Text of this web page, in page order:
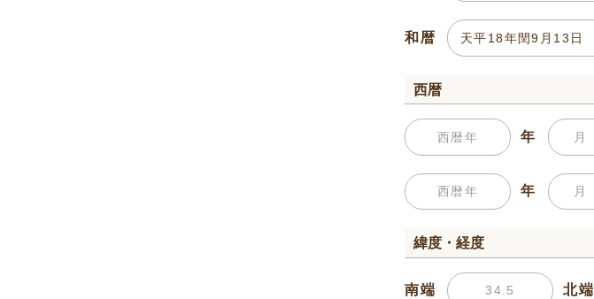
和暦
西暦
年
年
緯度・経度
南端 北端